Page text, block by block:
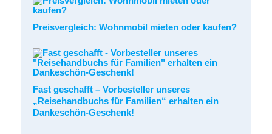
Preisvergleich: Wohnmobil mieten oder kaufen?
Fast geschafft – Vorbesteller unseres
„Reisehandbuchs für Familien“ erhalten ein
Dankeschön-Geschenk!